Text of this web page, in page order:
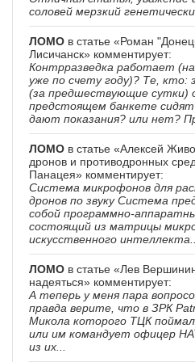
соловей мерзкий
ЛОМО в статье «Роман
Лисичанск» комментирует:
Контрразведка работает
уже по счету году)? Те, кто:
(за предшествующие сутки)
предстоящем банкете сидят
дают показания? или нет?
ЛОМО в статье «Алексей
дронов и противодронных
Панацея» комментирует:
Система микрофонов для
дронов по звуку Система
собой программно-
состоящий из матрицы
искусственного
ЛОМО в статье «Лев
надеяться» комментирует:
А теперь у меня пара
правда верите, что в ЗРК
Микола которого ТЦК
или им командует офицер
из их...